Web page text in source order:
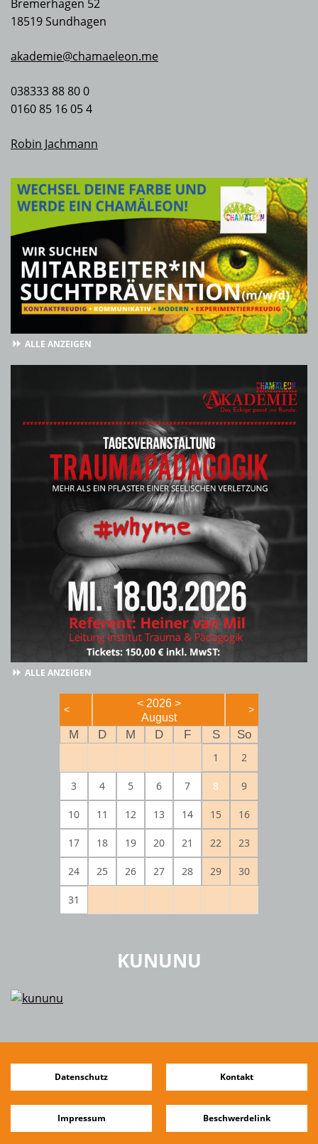
Bremerhagen 52
18519 Sundhagen
akademie@chamaeleon.me
038333 88 80 0
0160 85 16 05 4
Robin Jachmann
ALLE ANZEIGEN
ALLE ANZEIGEN
< <2026 >
August
>
M D M D F S
So
1
2
3 4 5 6 7 8 9
10 11 12 13 14 15 16
17 18 19 20 21 22 23
24 25 26 27 28 29 30
31
KUNUNU
Datenschutz Kontakt
Impressum Beschwerdelink